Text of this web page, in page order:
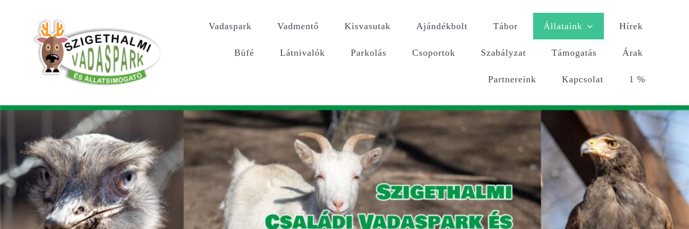
Vadaspark Vadmentő Kisvasutak Ajándékbolt Tábor Állataink Hírek
Büfé Látnivalók Parkolás Csoportok Szabályzat Támogatás Árak
Partnereink Kapcsolat 1 %